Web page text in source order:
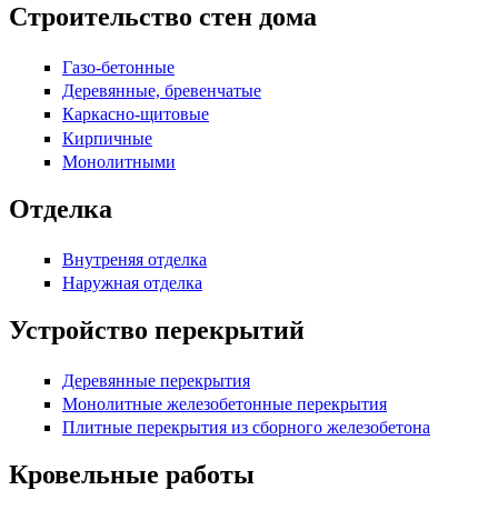
Строительство стен дома
Газо-бетонные
Деревянные, бревенчатые
Каркасно-щитовые
Кирпичные
Монолитными
Отделка
Внутреняя отделка
Наружная отделка
Устройство перекрытий
Деревянные перекрытия
Монолитные железобетонные перекрытия
Плитные перекрытия из сборного железобетона
Кровельные работы